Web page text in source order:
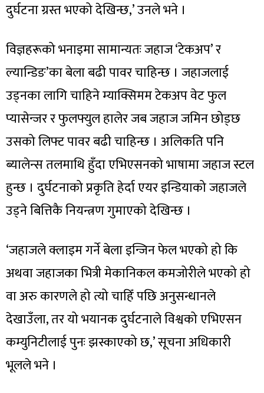
दुर्घटना ग्रस्त भएको देखिन्छ,’ उनले भने ।
विज्ञहरूको भनाइमा सामान्यतः जहाज ‘टेकअप’ र
ल्यान्डिङ’का बेला बढी पावर चाहिन्छ । जहाजलाई
उड्नका लागि चाहिने म्याक्सिमम टेकअप वेट फुल
प्यासेन्जर र फुलफ्युल हालेर जब जहाज जमिन छोड्छ
उसको लिफ्ट पावर बढी चाहिन्छ । अलिकति पनि
ब्यालेन्स तलमाथि हुँदा एभिएसनको भाषामा जहाज स्टल
हुन्छ । दुर्घटनाको प्रकृति हेर्दा एयर इन्डियाको जहाजले
उड्ने बित्तिकै नियन्त्रण गुमाएको देखिन्छ ।
‘जहाजले क्लाइम गर्ने बेला इन्जिन फेल भएको हो कि
अथवा जहाजका भित्री मेकानिकल कमजोरीले भएको हो
वा अरु कारणले हो त्यो चाहिँ पछि अनुसन्धानले
देखाउँला, तर यो भयानक दुर्घटनाले विश्वको एभिएसन
कम्युनिटीलाई पुनः झस्काएको छ,’ सूचना अधिकारी
भूलले भने ।